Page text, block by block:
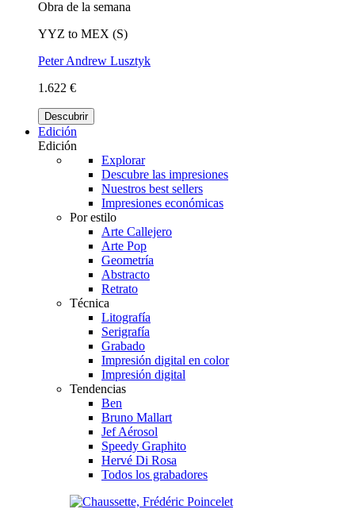
Obra de la semana
YYZ to MEX (S)
Peter Andrew Lusztyk
1.622 €
Descubrir
Edición
Edición
Explorar
Descubre las impresiones
Nuestros best sellers
Impresiones económicas
Por estilo
Arte Callejero
Arte Pop
Geometría
Abstracto
Retrato
Técnica
Litografía
Serigrafía
Grabado
Impresión digital en color
Impresión digital
Tendencias
Ben
Bruno Mallart
Jef Aérosol
Speedy Graphito
Hervé Di Rosa
Todos los grabadores